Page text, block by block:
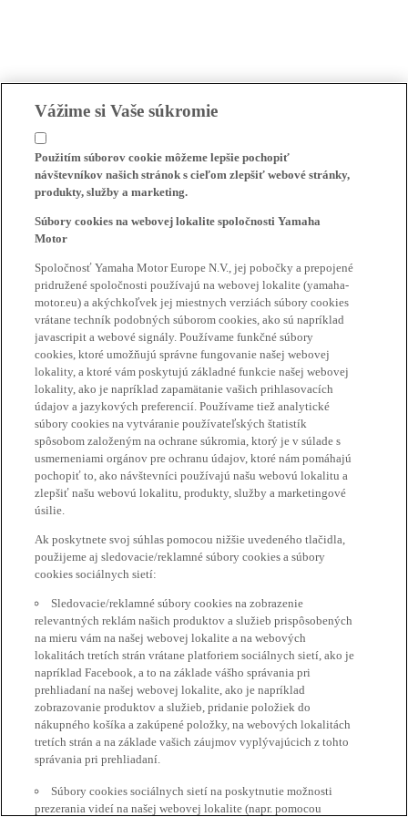
Vážime si Vaše súkromie
Použitím súborov cookie môžeme lepšie pochopiť
návštevníkov našich stránok s cieľom zlepšiť webové stránky,
produkty, služby a marketing.
Súbory cookies na webovej lokalite spoločnosti Yamaha
Motor
Spoločnosť Yamaha Motor Europe N.V., jej pobočky a prepojené
pridružené spoločnosti používajú na webovej lokalite (yamaha-
motor.eu) a akýchkoľvek jej miestnych verziách súbory cookies
vrátane techník podobných súborom cookies, ako sú napríklad
javascripit a webové signály. Používame funkčné súbory
cookies, ktoré umožňujú správne fungovanie našej webovej
lokality, a ktoré vám poskytujú základné funkcie našej webovej
lokality, ako je napríklad zapamätanie vašich prihlasovacích
údajov a jazykových preferencií. Používame tiež analytické
súbory cookies na vytváranie používateľských štatistík
spôsobom založeným na ochrane súkromia, ktorý je v súlade s
usmerneniami orgánov pre ochranu údajov, ktoré nám pomáhajú
pochopiť to, ako návštevníci používajú našu webovú lokalitu a
zlepšiť našu webovú lokalitu, produkty, služby a marketingové
úsilie.
Ak poskytnete svoj súhlas pomocou nižšie uvedeného tlačidla,
použijeme aj sledovacie/reklamné súbory cookies a súbory
cookies sociálnych sietí:
Sledovacie/reklamné súbory cookies na zobrazenie
relevantných reklám našich produktov a služieb prispôsobených
na mieru vám na našej webovej lokalite a na webových
lokalitách tretích strán vrátane platforiem sociálnych sietí, ako je
napríklad Facebook, a to na základe vášho správania pri
prehliadaní na našej webovej lokalite, ako je napríklad
zobrazovanie produktov a služieb, pridanie položiek do
nákupného košíka a zakúpené položky, na webových lokalitách
tretích strán a na základe vašich záujmov vyplývajúcich z tohto
správania pri prehliadaní.
Súbory cookies sociálnych sietí na poskytnutie možnosti
prezerania videí na našej webovej lokalite (napr. pomocou